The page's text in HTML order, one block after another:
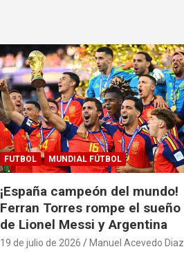
FUTBOL MUNDIAL FÚTBOL
¡España campeón del mundo!
Ferran Torres rompe el sueño
de Lionel Messi y Argentina
19 de julio de 2026 Manuel Acevedo Diaz